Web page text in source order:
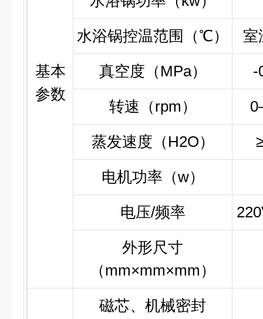
基本
参数
水浴锅控温范围（℃）
真空度（MPa）
-
转速（rpm）
蒸发速度（H2O）
电机功率（w）
电压/频率
外形尺寸
（mm×mm×mm）
磁芯、机械密封